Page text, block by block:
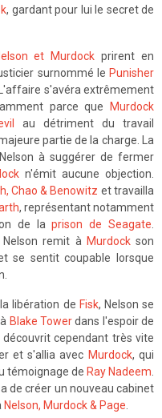
, gardant pour lui le secret de
et Murdock prirent en
surnommé le Punisher
s'avéra extrêmement
parce que
Murdock
au détriment du travail
partie de la charge. La
à suggérer de fermer
n'émit aucune objection.
Chao & Benowitz et travailla
, représentant notamment
de laprison de Seagate
Nelson remit à Murdockson
se sentit coupable lorsque
libération de Fisk, Nelson se
Blake Towerdans l'espoir de
cependant très vite
et s'allia avec Murdock, qui
témoignage de Ray Nadeem
de créer un nouveau cabinet
Nelson, Murdock & Page